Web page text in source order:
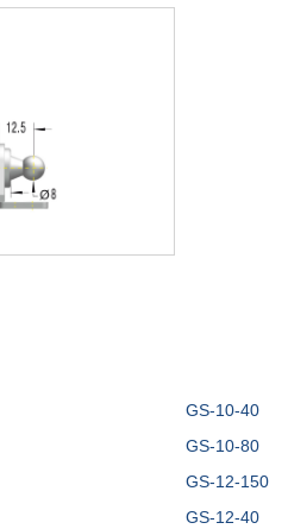
GS-10-40
GS-10-80
GS-12-150
GS-12-40